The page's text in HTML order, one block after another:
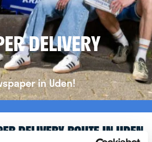
DELIVERY
in Uden!
DELIVERY ROUTE IN UDEN